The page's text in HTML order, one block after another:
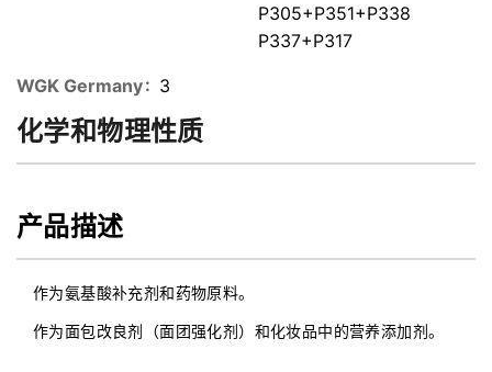
P305+P351+P338
P337+P317
WGK Germany 3
化学和物理性质
产品描述
作为氨基酸补充剂和药物原料。
作为面包改良剂（面团强化剂）和化妆品中的营养添加剂。